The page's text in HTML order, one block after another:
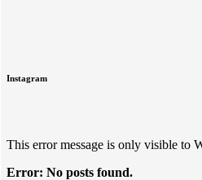
Instagram
This error message is only visible to
Error: No posts found.